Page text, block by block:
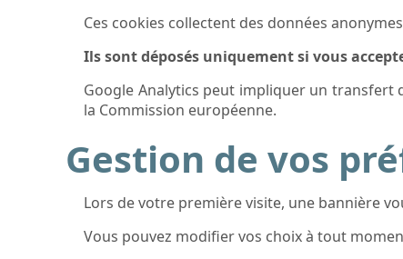
Ces cookies collectent des données
Ils sont déposés uniquement si vous
Google Analytics peut impliquer un transfert
la Commission européenne.
Gestion de vos
Lors de votre première visite, une bannière
Vous pouvez modifier vos choix à tout